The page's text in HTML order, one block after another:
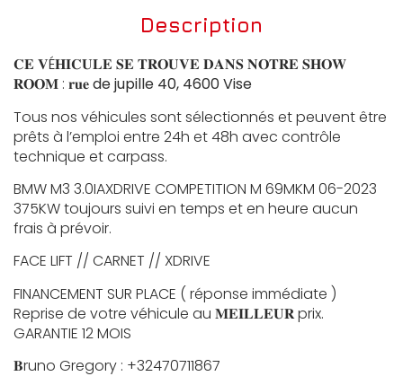
Description
𝐂𝐄 𝐕É𝐇𝐈𝐂𝐔𝐋𝐄 𝐒𝐄 𝐓𝐑𝐎𝐔𝐕𝐄 𝐃𝐀𝐍𝐒 𝐍𝐎𝐓𝐑𝐄 𝐒𝐇𝐎𝐖
𝐑𝐎𝐎𝐌 : 𝐫𝐮𝐞de jupille 40, 4600 Vise
Tous nos véhicules sont sélectionnés et peuvent être
prêts à l’emploi entre 24h et 48h avec contrôle
technique et carpass.
BMW M3 3.0IAXDRIVE COMPETITION M 69MKM 06-2023
375KW toujours suivi en temps et en heure aucun
frais à prévoir.
FACE LIFT // CARNET // XDRIVE
FINANCEMENT SUR PLACE ( réponse immédiate )
Reprise de votre véhicule au 𝐌𝐄𝐈𝐋𝐋𝐄𝐔𝐑 prix.
GARANTIE 12 MOIS
𝐁runo Gregory : +32470711867